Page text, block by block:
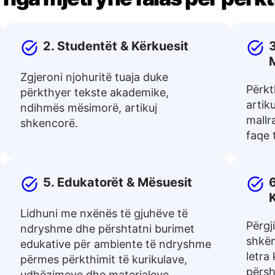
2. Studentët & Kërkuesit
Zgjeroni njohuritë tuaja duke
përkthyer tekste akademike,
ndihmës mësimorë, artikuj
shkencorë.
faqe
5. Edukatorët & Mësuesit
Lidhuni me nxënës të gjuhëve të
ndryshme dhe përshtatni burimet
edukative për ambiente të ndryshme
përmes përkthimit të kurikulave,
letra